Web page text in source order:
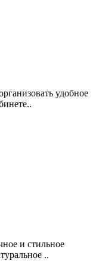
удобное
и стильное
..